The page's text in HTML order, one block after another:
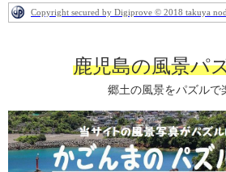
Copyright secured by Digiprove © 2018 takuya
鹿児島の風景パ
郷土の風景をパズルで